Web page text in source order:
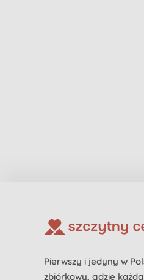
Pierwszy i jedyny w
zbiórkowy, gdzie